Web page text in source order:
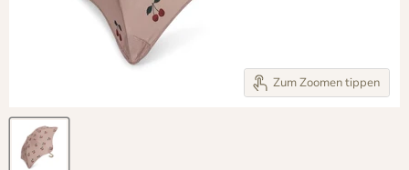
Zum Zoomen tippen